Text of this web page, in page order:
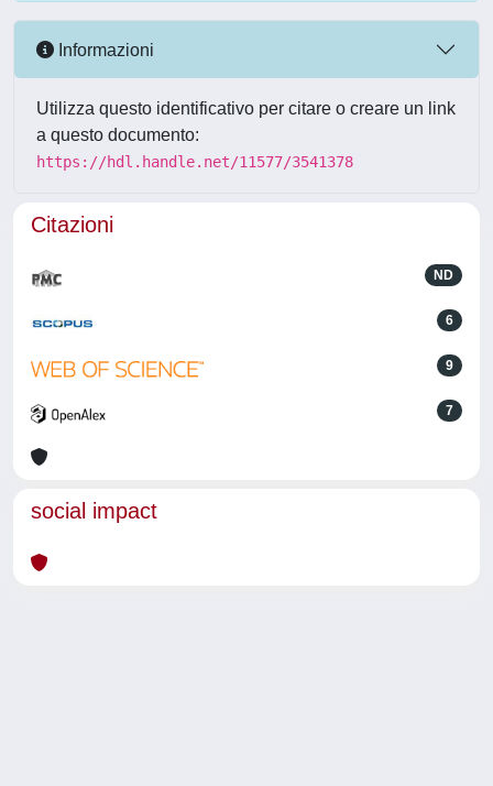
Informazioni
Utilizza questo identificativo per citare o creare un link
a questo documento:
https://hdl.handle.net/11577/3541378
Citazioni
ND
6
9
7
social impact